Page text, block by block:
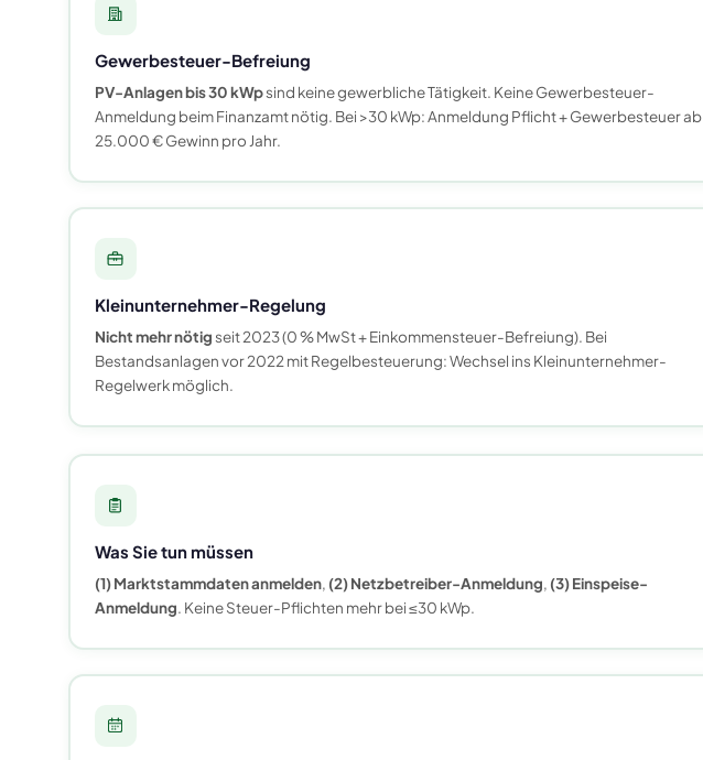
Gewerbesteuer-Befreiung
PV-Anlagen bis 30 kWpsind keine gewerbliche Tätigkeit. Keine Gewerbesteuer-
Anmeldung beim Finanzamt nötig. Bei >30 kWp: Anmeldung Pflicht + Gewerbesteuer ab
25.000 € Gewinn pro Jahr.
Kleinunternehmer-Regelung
Nicht mehr nötigseit 2023 (0 % MwSt + Einkommensteuer-Befreiung). Bei
Bestandsanlagen vor 2022 mit Regelbesteuerung: Wechsel ins Kleinunternehmer-
Regelwerk möglich.
Was Sie tun müssen
(1) Marktstammdaten anmelden, (2) Netzbetreiber-Anmeldung, (3) Einspeise-
Anmeldung. Keine Steuer-Pflichten mehr bei ≤30 kWp.